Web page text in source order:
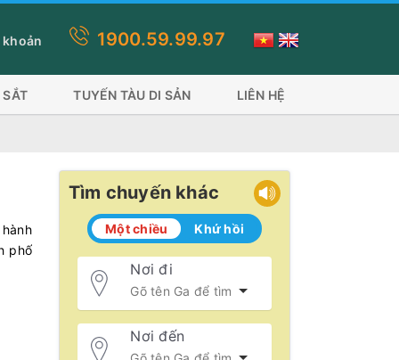
quý khách lựa chọn thanh toán thẻ visa, ứng dụng ví sẽ
1900.59.99.97
TUYẾN TÀU DI SẢN LIÊN HỆ
phố
Tìm chuyến khác
Một chiều Khứ hồi
Nơi đi
Nơi đến